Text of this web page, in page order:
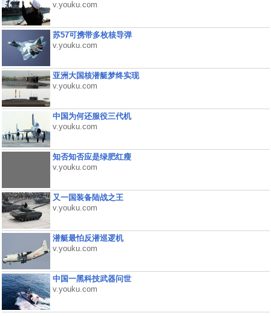
v.youku.com
苏57可携带多枚核导弹
v.youku.com
亚洲大国核潜艇梦终实现
v.youku.com
中国为何还服役三代机
v.youku.com
知否知否应是绿肥红瘦
v.youku.com
又一国装备陆战之王
v.youku.com
潜艇最怕反潜巡逻机
v.youku.com
中国一黑科技武器问世
v.youku.com